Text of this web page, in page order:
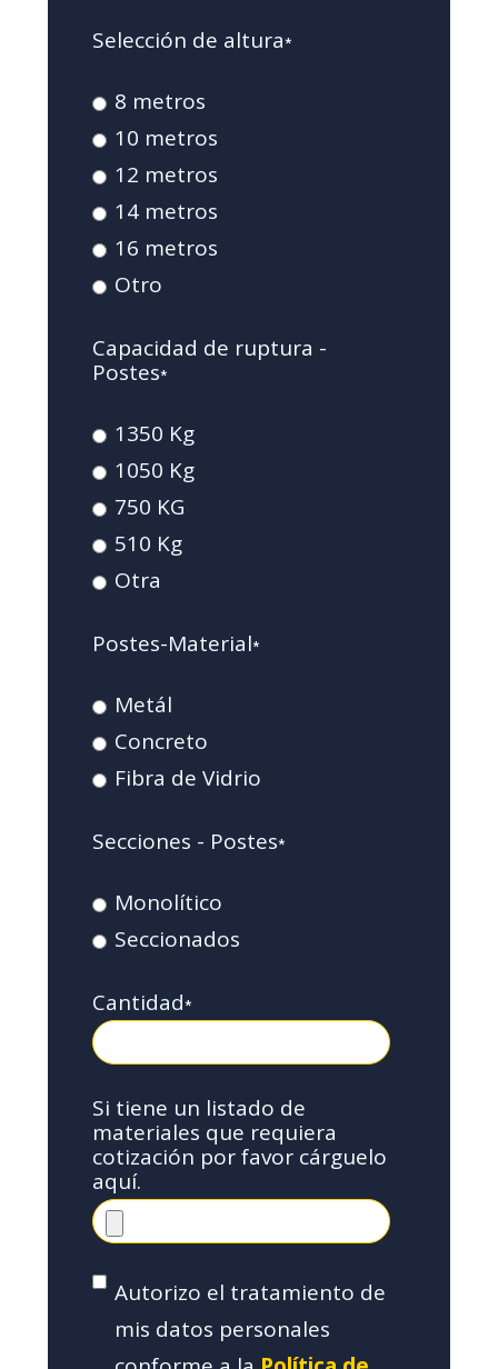
Selección de altura*
8 metros
10 metros
12 metros
14 metros
16 metros
Otro
Capacidad de ruptura -
Postes*
1350 Kg
1050 Kg
750 KG
510 Kg
Otra
Postes-Material*
Metál
Concreto
Fibra de Vidrio
Secciones - Postes*
Monolítico
Seccionados
Cantidad*
Si tiene un listado de
materiales que requiera
cotización por favor cárguelo
aquí.
Autorizo el tratamiento de
mis datos personales